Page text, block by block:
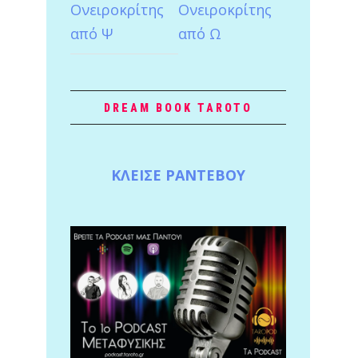
Ονειροκρίτης
από Ψ
Ονειροκρίτης
από Ω
DREAM BOOK TAROTO
ΚΛΕΙΣΕ ΡΑΝΤΕΒΟΥ